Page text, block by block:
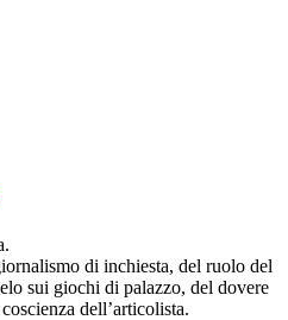
di inchiesta, del ruolo del
sui giochi di palazzo, del dovere
dell’articolista.